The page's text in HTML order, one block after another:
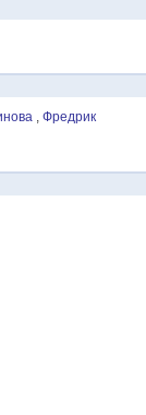
Фредрик